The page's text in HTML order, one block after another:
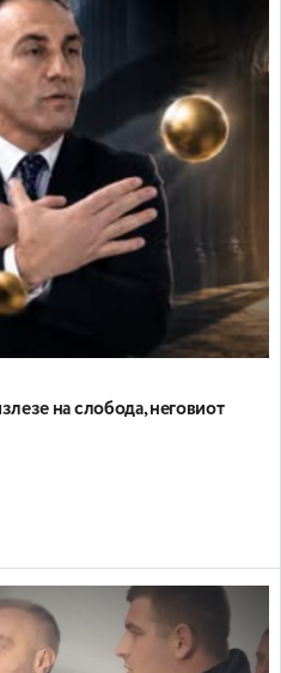
на слобода, неговиот